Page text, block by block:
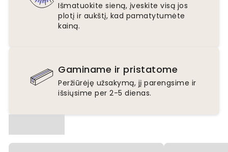
Išmatuokite sieną, įveskite visą jos
plotį ir aukštį, kad pamatytumėte
kainą.
Gaminame ir pristatome
Peržiūrėję užsakymą, jį parengsime ir
išsiųsime per 2-5 dienas.